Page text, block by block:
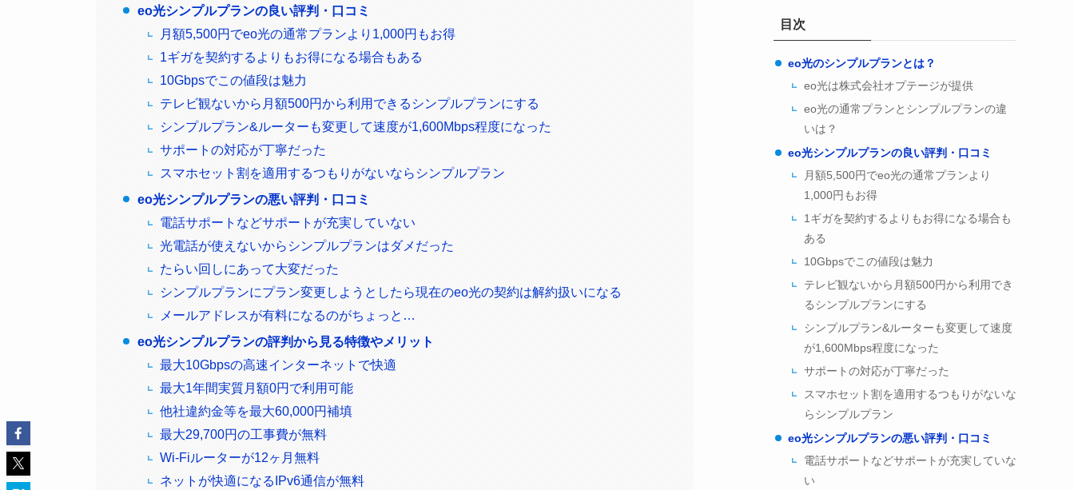
eo光シンプルプランの良い評判・口コミ
月額5,500円でeo光の通常プランより1,000円もお得
1ギガを契約するよりもお得になる場合もある
10Gbpsでこの値段は魅力
テレビ観ないから月額500円から利用できるシンプルプランにする
シンプルプラン&ルーターも変更して速度が1,600Mbps程度になった
サポートの対応が丁寧だった
スマホセット割を適用するつもりがないならシンプルプラン
eo光シンプルプランの悪い評判・口コミ
電話サポートなどサポートが充実していない
光電話が使えないからシンプルプランはダメだった
たらい回しにあって大変だった
シンプルプランにプラン変更しようとしたら現在のeo光の契約は解約扱いになる
メールアドレスが有料になるのがちょっと…
eo光シンプルプランの評判から見る特徴やメリット
最大10Gbpsの高速インターネットで快適
最大1年間実質月額0円で利用可能
他社違約金等を最大60,000円補填
最大29,700円の工事費が無料
Wi-Fiルーターが12ヶ月無料
ネットが快適になるIPv6通信が無料
目次
eo光のシンプルプランとは？
eo光は株式会社オプテージが提供
eo光の通常プランとシンプルプランの違
いは？
eo光シンプルプランの良い評判・口コミ
月額5,500円でeo光の通常プランより
1,000円もお得
1ギガを契約するよりもお得になる場合も
ある
10Gbpsでこの値段は魅力
テレビ観ないから月額500円から利用でき
るシンプルプランにする
シンプルプラン&ルーターも変更して速度
が1,600Mbps程度になった
サポートの対応が丁寧だった
スマホセット割を適用するつもりがないな
らシンプルプラン
eo光シンプルプランの悪い評判・口コミ
電話サポートなどサポートが充実していな
い